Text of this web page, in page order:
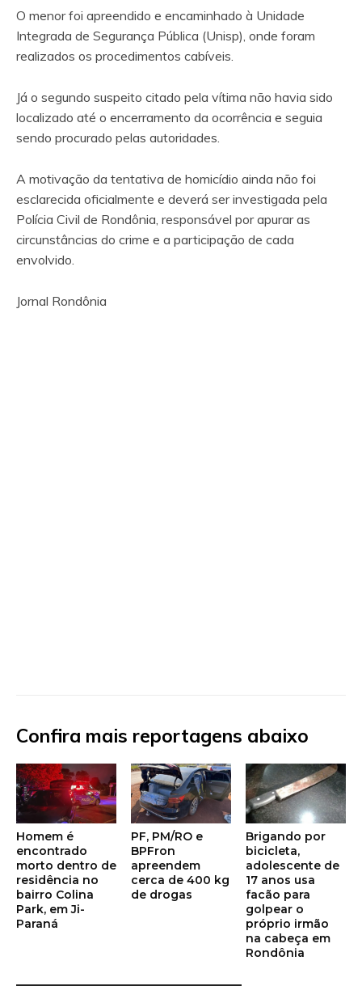
O menor foi apreendido e encaminhado à Unidade
Integrada de Segurança Pública (Unisp), onde foram
realizados os procedimentos cabíveis.
Já o segundo suspeito citado pela vítima não havia sido
localizado até o encerramento da ocorrência e seguia
sendo procurado pelas autoridades.
A motivação da tentativa de homicídio ainda não foi
esclarecida oficialmente e deverá ser investigada pela
Polícia Civil de Rondônia, responsável por apurar as
circunstâncias do crime e a participação de cada
envolvido.
Jornal Rondônia
Confira mais reportagens abaixo
Homem é
encontrado
morto dentro de
residência no
bairro Colina
Park, em Ji-
Paraná
PF, PM/RO e
BPFron
apreendem
cerca de 400 kg
de drogas
Brigando por
bicicleta,
adolescente de
17 anos usa
facão para
golpear o
próprio irmão
na cabeça em
Rondônia